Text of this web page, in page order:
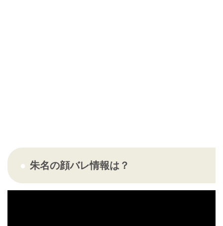
朱名の顔バレ情報は？